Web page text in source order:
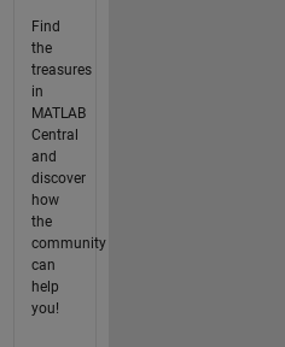
Find
the
treasures
in
MATLAB
Central
and
discover
how
the
community
can
help
you!